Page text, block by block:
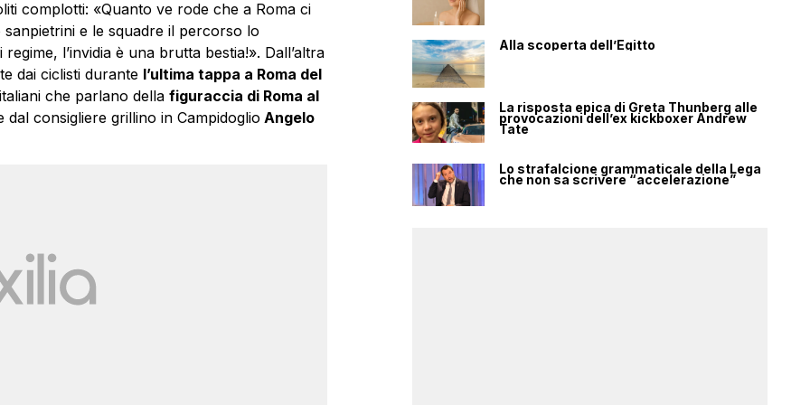
complotti: «Quanto ve rode che a Roma ci
e le squadre il percorso lo
l’invidia è una brutta bestia!». Dall’altra
dai ciclisti durante l’ultima tappa a Roma del
che parlano della figuraccia di Roma al
consigliere grillino in Campidoglio Angelo
Alla scoperta dell’Egitto
La risposta epica di Greta Thunberg alle
provocazioni dell’ex kickboxer Andrew
Tate
Lo strafalcione grammaticale della Lega
che non sa scrivere “accelerazione”